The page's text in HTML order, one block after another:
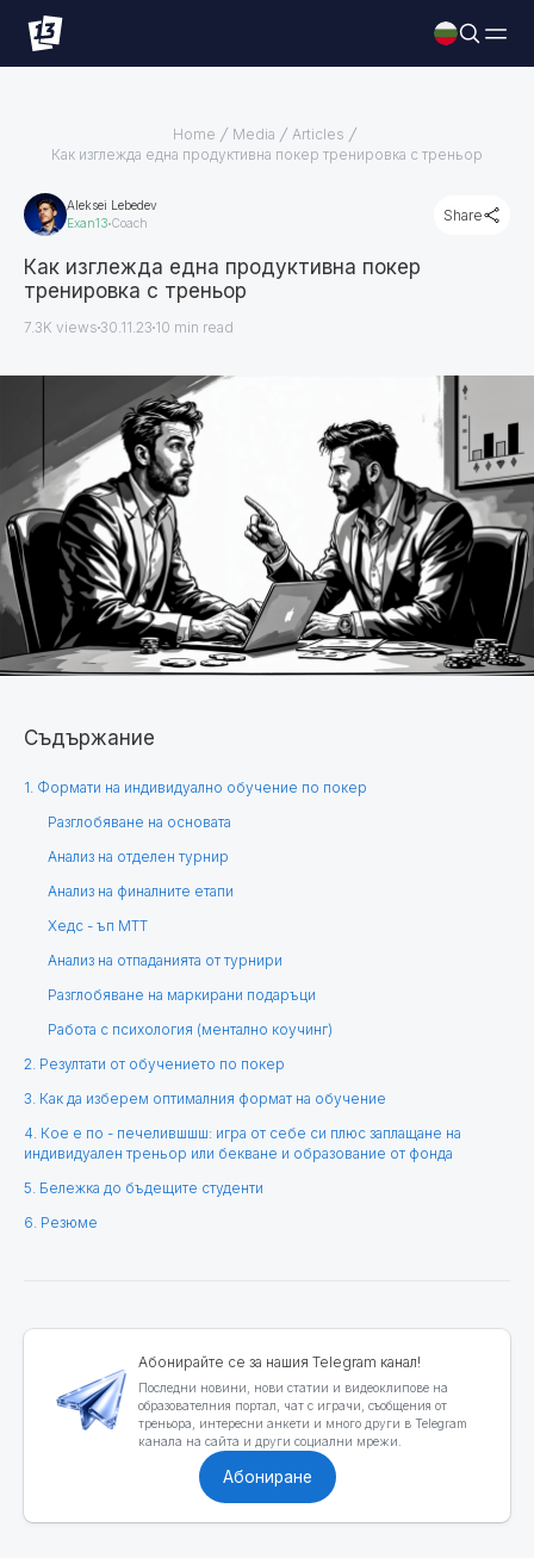
Home Media
Articles
Как изглежда една продуктивна покер тренировка с треньор
Aleksei Lebedev
Exan13 Coach Share
Как изглежда една продуктивна покер
тренировка с треньор
7.3K views 30.11.23 10 min read
Съдържание
1. Формати на индивидуално обучение по покер
Разглобяване на основата
Анализ на отделен турнир
Анализ на финалните етапи
Хедс - ъп МТТ
Анализ на отпаданията от турнири
Разглобяване на маркирани подаръци
Работа с психология (ментално коучинг)
2. Резултати от обучението по покер
3. Как да изберем оптималния формат на обучение
4. Кое е по - печелившшш: игра от себе си плюс заплащане на
индивидуален треньор или бекване и образование от фонда
5. Бележка до бъдещите студенти
6. Резюме
Абонирайте се за нашия Telegram канал!
Последни новини, нови статии и видеоклипове на
образователния портал, чат с играчи, съобщения от
треньора, интересни анкети и много други в Telegram
канала на сайта и други социални мрежи.
Абониране